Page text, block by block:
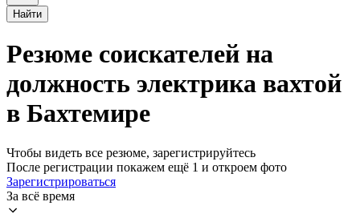
Найти
Резюме соискателей на
должность электрика вахтой
в Бахтемире
Чтобы видеть все резюме, зарегистрируйтесь
После регистрации покажем ещё 1 и откроем фото
Зарегистрироваться
За всё время